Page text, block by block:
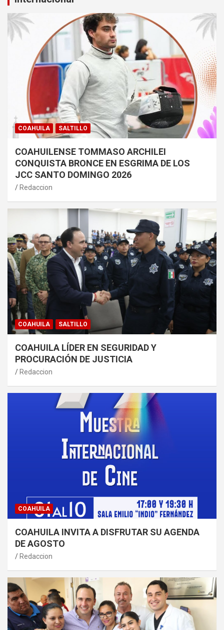
COAHUILA SALTILLO
COAHUILENSE TOMMASO ARCHILEI
CONQUISTA BRONCE EN ESGRIMA DE LOS
JCC SANTO DOMINGO 2026
Redaccion
COAHUILA SALTILLO
COAHUILA LÍDER EN SEGURIDAD Y
PROCURACIÓN DE JUSTICIA
Redaccion
COAHUILA
COAHUILA INVITA A DISFRUTAR SU AGENDA
DE AGOSTO
Redaccion